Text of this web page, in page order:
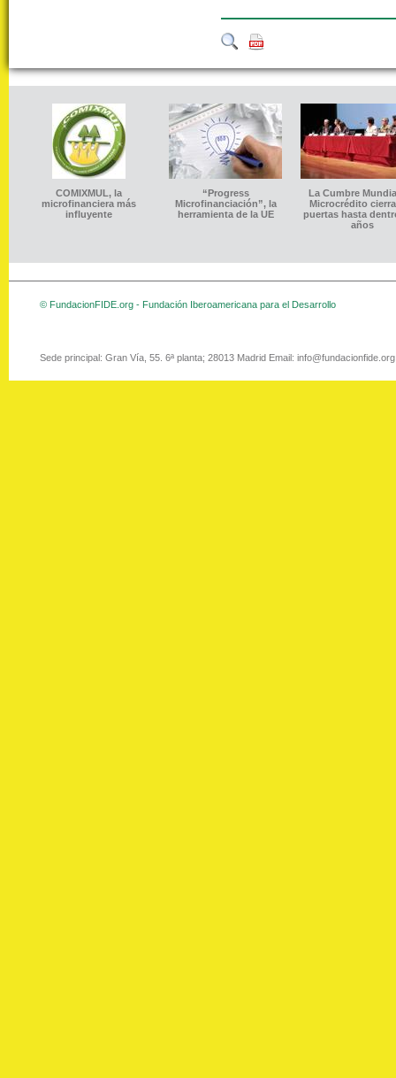
COMIXMUL, la
microfinanciera más
influyente
“Progress
Microfinanciación”, la
herramienta de la UE
La Cumbre
Microcrédito
puertas hasta
años
© FundacionFIDE.org - Fundación Iberoamericana para el Desarrollo
Sede principal: Gran Vía, 55. 6ª planta; 28013 Madrid Email: